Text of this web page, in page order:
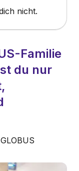
nicht.
Familie
du nur